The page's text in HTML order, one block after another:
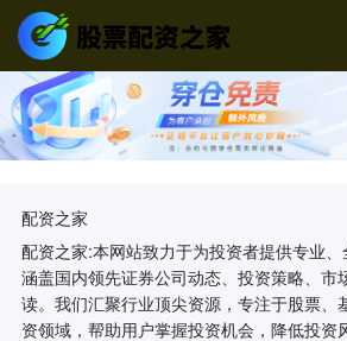
配资之家
配资之家:本网站致力于为投资者提供专业、
涵盖国内领先证券公司动态、投资策略、市
读。我们汇聚行业顶尖资源，专注于股票、
资领域，帮助用户掌握投资机会，降低投资